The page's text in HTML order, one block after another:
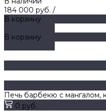
184 000 руб. /
В корзину
В корзину
Печь барбекю с мангалом,
0 руб.